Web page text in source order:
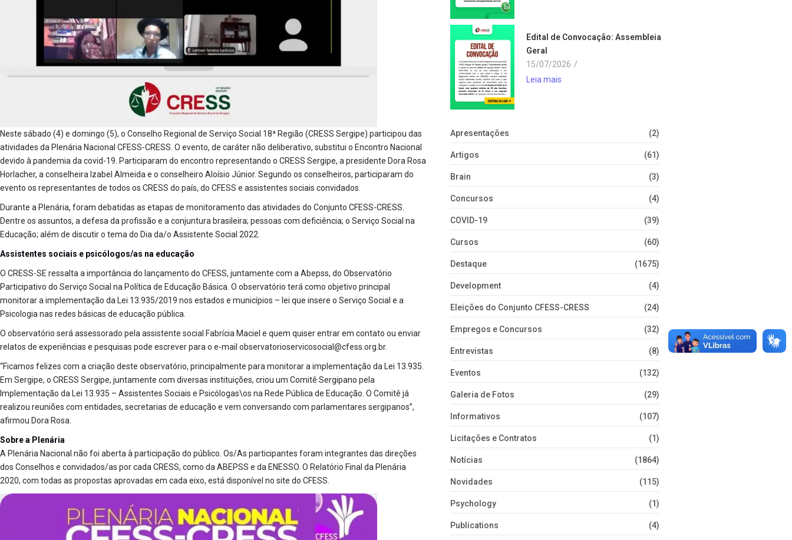
Neste sábado (4) e domingo (5), o Conselho Regional de Serviço Social 18ª Região (CRESS Sergipe) participou das
atividades da Plenária Nacional CFESS-CRESS. O evento, de caráter não deliberativo, substitui o Encontro Nacional
devido à pandemia da covid-19. Participaram do encontro representando o CRESS Sergipe, a presidente Dora Rosa
Horlacher, a conselheira Izabel Almeida e o conselheiro Aloísio Júnior. Segundo os conselheiros, participaram do
evento os representantes de todos os CRESS do país, do CFESS e assistentes sociais convidados.
Durante a Plenária, foram debatidas as etapas de monitoramento das atividades do Conjunto CFESS-CRESS.
Dentre os assuntos, a defesa da profissão e a conjuntura brasileira; pessoas com deficiência; o Serviço Social na
Educação; além de discutir o tema do Dia da/o Assistente Social 2022.
Assistentes sociais e psicólogos/as na educação
O CRESS-SE ressalta a importância do lançamento do CFESS, juntamente com a Abepss, do Observatório
Participativo do Serviço Social na Política de Educação Básica. O observatório terá como objetivo principal
monitorar a implementação da Lei 13.935/2019 nos estados e municípios – lei que insere o Serviço Social e a
Psicologia nas redes básicas de educação pública.
O observatório será assessorado pela assistente social Fabrícia Maciel e quem quiser entrar em contato ou enviar
relatos de experiências e pesquisas pode escrever para o e-mail observatorioservicosocial@cfess.org.br.
“Ficamos felizes com a criação deste observatório, principalmente para monitorar a implementação da Lei 13.935.
Em Sergipe, o CRESS Sergipe, juntamente com diversas instituições, criou um Comitê Sergipano pela
Implementação da Lei 13.935 – Assistentes Sociais e Psicólogas\os na Rede Pública de Educação. O Comitê já
realizou reuniões com entidades, secretarias de educação e vem conversando com parlamentares sergipanos”,
afirmou Dora Rosa.
Sobre a Plenária
A Plenária Nacional não foi aberta à participação do público. Os/As participantes foram integrantes das direções
dos Conselhos e convidados/as por cada CRESS, como da ABEPSS e da ENESSO. O Relatório Final da Plenária
2020, com todas as propostas aprovadas em cada eixo, está disponível no site do CFESS
Edital de Convocação: Assembleia
Geral
15/07/2026 /
Leia mais
Apresentações (2)
Artigos (61)
Brain (3)
Concursos (4)
COVID-19 (39)
Cursos (60)
Destaque (1675)
Development (4)
Eleições do Conjunto CFESS-CRESS (24)
Empregos e Concursos (32)
Entrevistas (8)
Eventos (132)
Galeria de Fotos (29)
Informativos (107)
Licitações e Contratos (1)
Notícias (1864)
Novidades (115)
Psychology (1)
Publications (4)